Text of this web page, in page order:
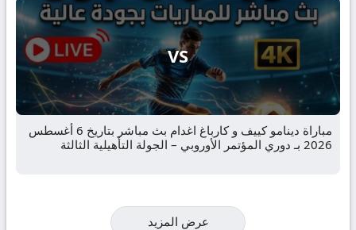
VS
مباراة دينامو كييف و كارباغ اغدام بث مباشر بتاريخ 6 أغسطس
2026 بـ دوري المؤتمر الأوروبي – الجولة التأهيلية الثالثة
عرض المزيد